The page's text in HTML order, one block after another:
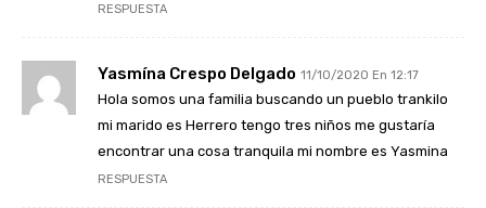
RESPUESTA
Yasmína Crespo Delgado 11/10/2020 En 12:17
Hola somos una familia buscando un pueblo trankilo
mi marido es Herrero tengo tres niños me gustaría
encontrar una cosa tranquila mi nombre es Yasmina
RESPUESTA